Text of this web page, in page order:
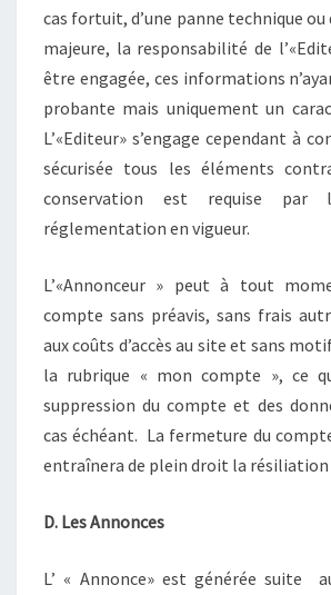
cas fortuit, d’une panne technique ou
majeure, la responsabilité de
être engagée, ces informations
probante mais uniquement un
L’«Editeur» s’engage cependant à
sécurisée tous les éléments
conservation est requise
réglementation en vigueur.
L’«Annonceur » peut à tout
compte sans préavis, sans frais
aux coûts d’accès au site et sans
la rubrique « mon compte », ce
suppression du compte et des
cas échéant. La fermeture du
entraînera de plein droit la résiliation
D. Les Annonces
L’ « Annonce» est générée suite